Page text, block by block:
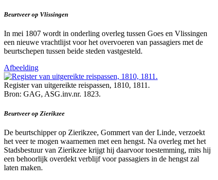
Beurtveer op Vlissingen
In mei 1807 wordt in onderling overleg tussen Goes en Vlissingen
een nieuwe vrachtlijst voor het overvoeren van passagiers met de
beurtschepen tussen beide steden vastgesteld.
Afbeelding
Register van uitgereikte reispassen, 1810, 1811.
Bron: GAG, ASG.inv.nr. 1823.
Beurtveer op Zierikzee
De beurtschipper op Zierikzee, Gommert van der Linde, verzoekt
het veer te mogen waarnemen met een hengst. Na overleg met het
Stadsbestuur van Zierikzee krijgt hij daarvoor toestemming, mits hij
een behoorlijk overdekt verblijf voor passagiers in de hengst zal
laten maken.